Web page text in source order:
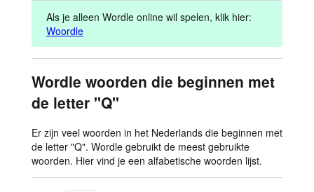
Als je alleen Wordle online wil spelen, klik hier:
Woordle
Wordle woorden die beginnen met
de letter "Q"
Er zijn veel woorden in het Nederlands die beginnen met
de letter "Q". Wordle gebruikt de meest gebruikte
woorden. Hier vind je een alfabetische woorden lijst.